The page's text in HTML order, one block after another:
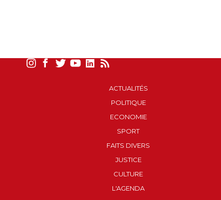
ACTUALITÉS
POLITIQUE
ECONOMIE
SPORT
FAITS DIVERS
JUSTICE
CULTURE
L'AGENDA